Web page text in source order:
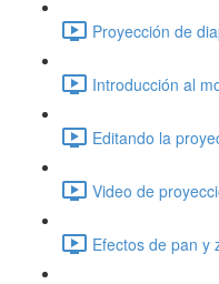
Proyección de
Introducción al
Editando la
Video de
Efectos de pan y